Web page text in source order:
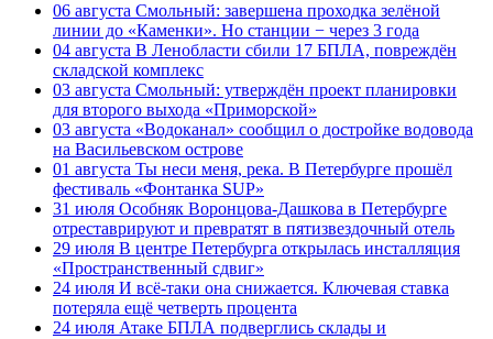
06 августа Смольный: завершена проходка зелёной
линии до «Каменки». Но станции − через 3 года
04 августа В Ленобласти сбили 17 БПЛА, повреждён
складской комплекс
03 августа Смольный: утверждён проект планировки
для второго выхода «Приморской»
03 августа «Водоканал» сообщил о достройке водовода
на Васильевском острове
01 августа Ты неси меня, река. В Петербурге прошёл
фестиваль «Фонтанка SUP»
31 июля Особняк Воронцова-Дашкова в Петербурге
отреставрируют и превратят в пятизвездочный отель
29 июля В центре Петербурга открылась инсталляция
«Пространственный сдвиг»
24 июля И всё-таки она снижается. Ключевая ставка
потеряла ещё четверть процента
24 июля Атаке БПЛА подверглись склады и